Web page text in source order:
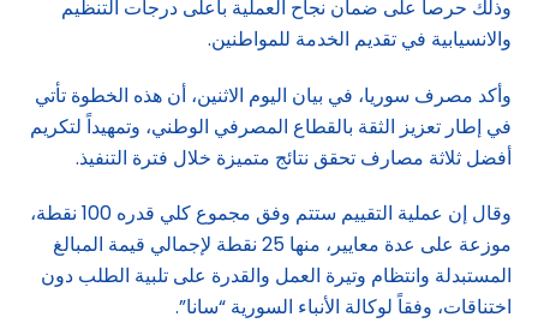
وذلك حرصاً على ضمان نجاح العملية بأعلى درجات التنظيم
والانسيابية في تقديم الخدمة للمواطنين.
وأكد مصرف سوريا، في بيان اليوم الاثنين، أن هذه الخطوة تأتي
في إطار تعزيز الثقة بالقطاع المصرفي الوطني، وتمهيداً لتكريم
أفضل ثلاثة مصارف تحقق نتائج متميزة خلال فترة التنفيذ.
وقال إن عملية التقييم ستتم وفق مجموع كلي قدره 100 نقطة،
موزعة على عدة معايير، منها 25 نقطة لإجمالي قيمة المبالغ
المستبدلة وانتظام وتيرة العمل والقدرة على تلبية الطلب دون
اختناقات، وفقاً لوكالة الأنباء السورية “سانا”.